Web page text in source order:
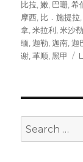
比拉 ,嫩 巴珊 ,希
摩西 比．施提拉
拿 ,米拉利 ,米沙勒
缅 ,迦勒 ,迦南 ,迦
谢 ,革顺 ,黑甲
Search
for: